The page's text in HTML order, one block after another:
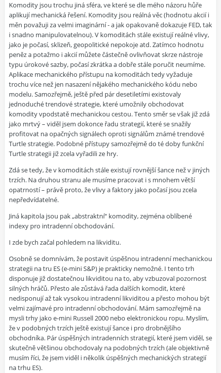
Komodity jsou trochu jiná sféra, ve které se dle mého názoru hůře
aplikují mechanická řešení. Komodity jsou reálná věc (hodnotu akcií i
měn považuji za velmi imaginární - a jak opakovaně dokazuje FED, tak
i snadno manipulovatelnou). V komoditách stále existují reálné vlivy,
jako je počasí, sklizeň, geopolitické nepokoje atd. Zatímco hodnotu
peněz a potažmo i akcií můžete částečně ovlivňovat skrze nástroje
typu úrokové sazby, počasí zkrátka a dobře stále poručit neumíme.
Aplikace mechanického přístupu na komoditách tedy vyžaduje
trochu více než jen nasazení nějakého mechanického kódu nebo
modelu. Samozřejmě, ještě před pár desetiletími existovaly
jednoduché trendové strategie, které umožnily obchodovat
komodity vpodstatě mechanickou cestou. Tento směr se však již zdá
jako mrtvý – viděl jsem dokonce řadu strategií, které se snažily
profitovat na opačných signálech oproti signálům známé trendové
Turtle strategie. Podobné přístupy samozřejmě do té doby funkční
Turtle strategii již zcela vyřadili ze hry.
Zdá se tedy, že v komoditách stále existují rovnější šance než v jiných
trzích. Na druhou stranu ale musíme pracovat i s mnohem větší
opatrností – právě proto, že vlivy a faktory jako počasí jsou zcela
nepředvídatelné.
Jiná kapitola jsou pak „abstraktní“ komodity, zejména oblíbené
indexy pro intradenní obchodování.
I zde bych začal pohledem na likviditu.
Osobně se domnívám, že postavit úspěšnou intradenní mechanickou
strategii na tru ES (e-mini S&P) je prakticky nemožné. I tento trh
disponuje již dostatečnou likviditou na to, aby vzbuzoval pozornost
silných hráčů. Přesto ale zůstává řada dalších komodit, které
nedisponují až tak vysokou intradenní likviditou a přesto mohou být
velmi zajímavé pro intradenní obchodování. Mám samozřejmě na
mysli trhy jako e-mini Russell 2000 nebo elektronickou ropu. Myslím,
že v podobných trzích ještě existují šance i pro drobnějšího
obchodníka. Pár úspěšných intradenních strategií, které jsem viděl, se
skutečně většinou obchodovaly na podobných trzích (ale objektivně
musím říci, že jsem viděl i několik úspěšných mechanických strategií
na trhu ES).